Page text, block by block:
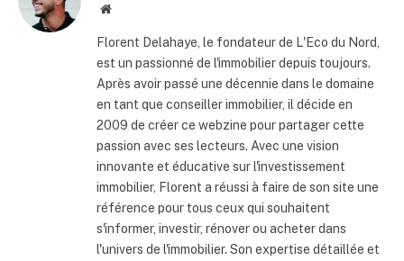
Site
Florent Delahaye, le fondateur de L'Eco du Nord,
est un passionné de l'immobilier depuis toujours.
Après avoir passé une décennie dans le domaine
en tant que conseiller immobilier, il décide en
2009 de créer ce webzine pour partager cette
passion avec ses lecteurs. Avec une vision
innovante et éducative sur l'investissement
immobilier, Florent a réussi à faire de son site une
référence pour tous ceux qui souhaitent
s'informer, investir, rénover ou acheter dans
l'univers de l'immobilier. Son expertise détaillée et